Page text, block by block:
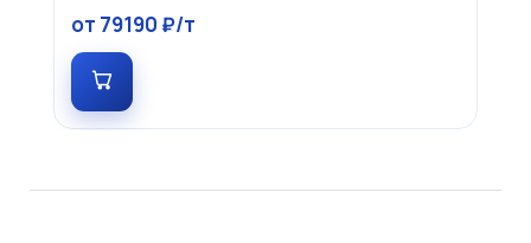
от 79190 ₽/т